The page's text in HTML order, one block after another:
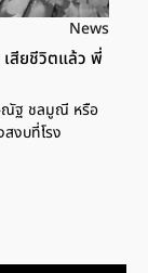
News
สียชีวิตแล้ว พี่
ณัฐ ชลมูณี หรือ
งบที่โรง